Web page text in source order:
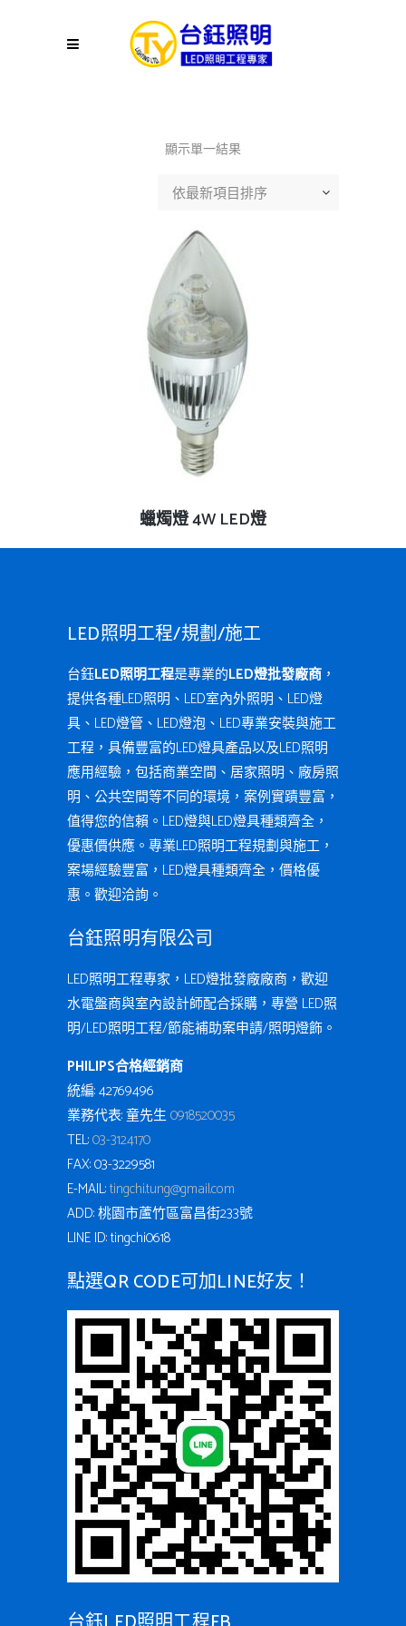
顯示單一結果
依最新項目排序
查看內容
蠟燭燈 4W LED燈
LED照明工程/規劃/施工
台鈺LED照明工程是專業的LED燈批發廠商 ，
提供各種LED照明、LED室內外照明、LED燈
具、LED燈管、LED燈泡、LED專業安裝與施工
工程，具備豐富的LED燈具產品以及LED照明
應用經驗，包括商業空間、居家照明、廠房照
明、公共空間等不同的環境，案例實蹟豐富，
值得您的信賴。LED燈與LED燈具種類齊全，
優惠價供應。專業LED照明工程規劃與施工，
案場經驗豐富，LED燈具種類齊全，價格優
惠。歡迎洽詢。
台鈺照明有限公司
LED照明工程專家，LED燈批發廠廠商，歡迎
水電盤商與室內設計師配合採購，專營 LED照
明/LED照明工程/節能補助案申請/照明燈飾。
PHILIPS合格經銷商
統編: 42769496
業務代表: 童先生0918520035
TEL:03-3124170
FAX: 03-3229581
E-MAIL:tingchi.tung@gmail.com
ADD: 桃園市蘆竹區富昌街233號
LINE ID: tingchi0618
點選QR CODE可加LINE好友！